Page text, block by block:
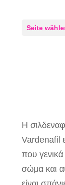
Seite
Η
Vardenafil
που γενικά
σώμα και